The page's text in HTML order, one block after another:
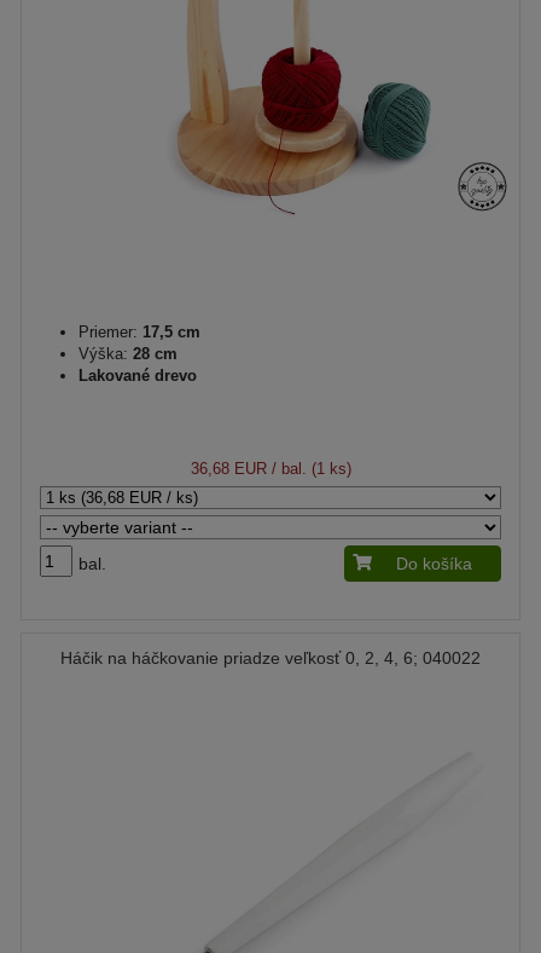
Priemer: 17,5 cm
Výška: 28 cm
Lakované drevo
36,68 EUR/ bal. (1 ks)
bal. Do košíka
Háčik na háčkovanie priadze veľkosť 0, 2, 4, 6; 040022